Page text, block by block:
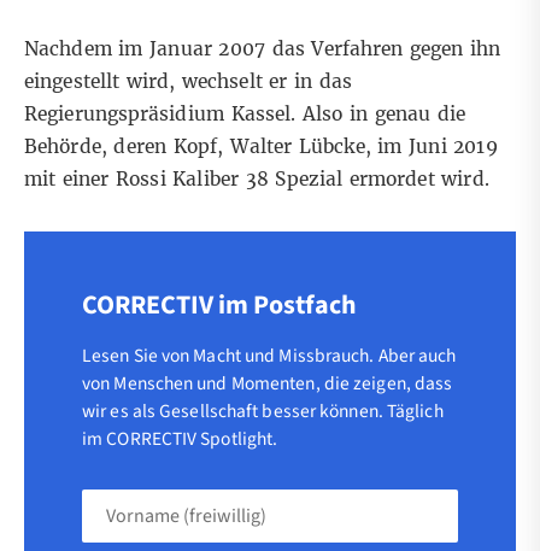
Nachdem im Januar 2007 das Verfahren gegen ihn
eingestellt wird, wechselt er in das
Regierungspräsidium Kassel. Also in genau die
Behörde, deren Kopf, Walter Lübcke, im Juni 2019
mit einer Rossi Kaliber 38 Spezial ermordet wird.
CORRECTIV im Postfach
Lesen Sie von Macht und Missbrauch. Aber auch
von Menschen und Momenten, die zeigen, dass
wir es als Gesellschaft besser können. Täglich
im CORRECTIV Spotlight.
Vorname